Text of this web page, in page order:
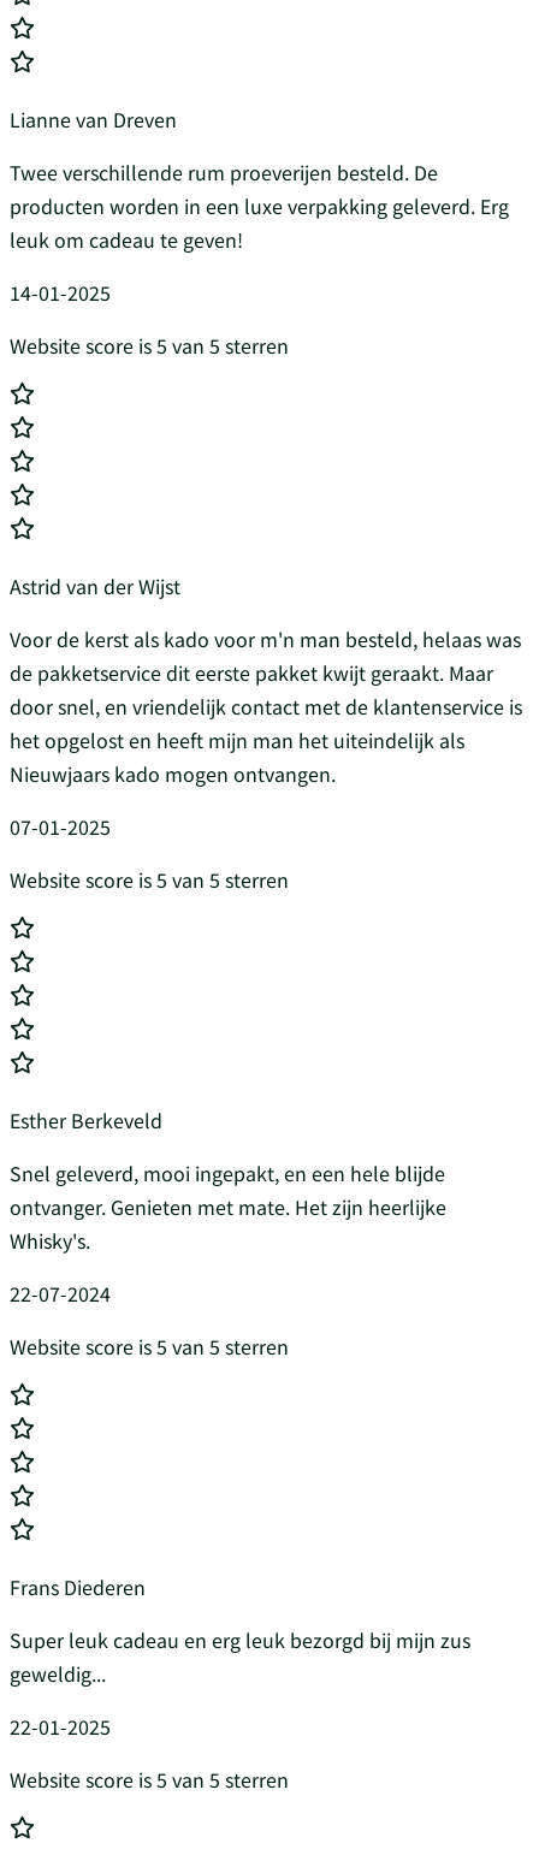
Lianne van Dreven
Twee verschillende rum proeverijen besteld. De
producten worden in een luxe verpakking geleverd. Erg
leuk om cadeau te geven!
14-01-2025
Website score is 5 van 5 sterren
Astrid van der Wijst
Voor de kerst als kado voor m'n man besteld, helaas was
de pakketservice dit eerste pakket kwijt geraakt. Maar
door snel, en vriendelijk contact met de klantenservice is
het opgelost en heeft mijn man het uiteindelijk als
Nieuwjaars kado mogen ontvangen.
07-01-2025
Website score is 5 van 5 sterren
Esther Berkeveld
Snel geleverd, mooi ingepakt, en een hele blijde
ontvanger. Genieten met mate. Het zijn heerlijke
Whisky's.
22-07-2024
Website score is 5 van 5 sterren
Frans Diederen
Super leuk cadeau en erg leuk bezorgd bij mijn zus
geweldig...
22-01-2025
Website score is 5 van 5 sterren